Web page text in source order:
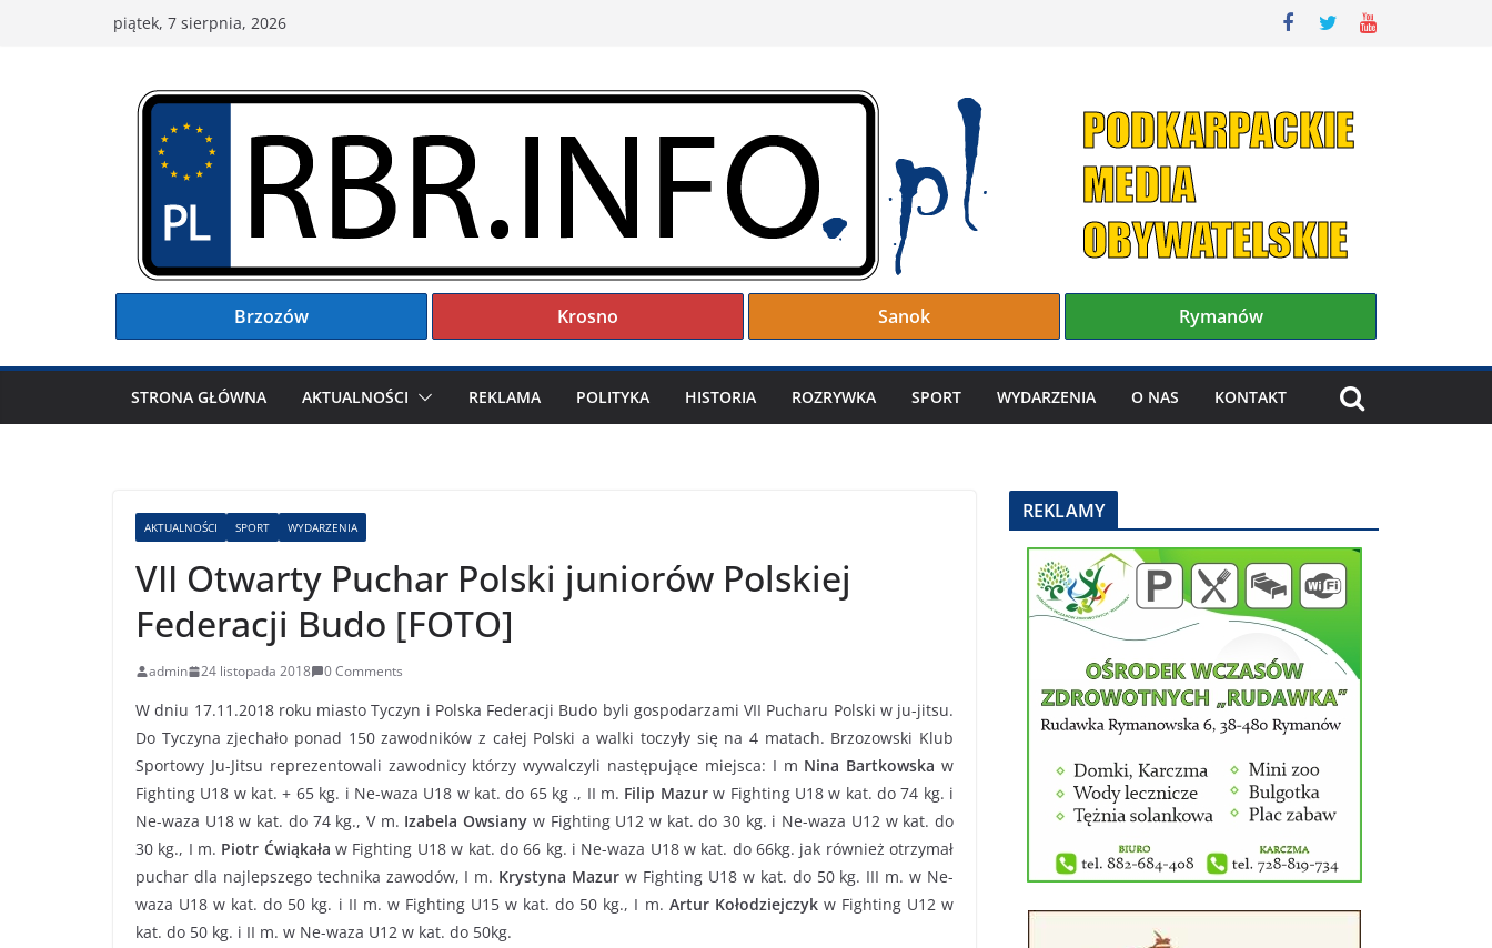
piątek, 7 sierpnia, 2026
Brzozów Krosno Sanok Rymanów
STRONA GŁÓWNA AKTUALNOŚCI REKLAMA POLITYKA HISTORIA ROZRYWKA SPORT WYDARZENIA O NAS KONTAKT
AKTUALNOŚCI SPORT WYDARZENIA
VII Otwarty Puchar Polski juniorów Polskiej
Federacji Budo [FOTO]
admin 24 listopada 2018 0 Comments
W dniu 17.11.2018 roku miasto Tyczyn i Polska Federacji Budo byli gospodarzami VII Pucharu Polski w ju-jitsu.
Do Tyczyna zjechało ponad 150 zawodników z całej Polski a walki toczyły się na 4 matach. Brzozowski Klub
Sportowy Ju-Jitsu reprezentowali zawodnicy którzy wywalczyli następujące miejsca: I m Nina Bartkowska w
Fighting U18 w kat. + 65 kg. i Ne-waza U18 w kat. do 65 kg ., II m. Filip Mazurw Fighting U18 w kat. do 74 kg. i
Ne-waza U18 w kat. do 74 kg., V m. Izabela Owsiany w Fighting U12 w kat. do 30 kg. i Ne-waza U12 w kat. do
30 kg., I m. Piotr Ćwiąkała w Fighting U18 w kat. do 66 kg. i Ne-waza U18 w kat. do 66kg. jak również otrzymał
puchar dla najlepszego technika zawodów, I m. Krystyna Mazur w Fighting U18 w kat. do 50 kg. III m. w Ne-
waza U18 w kat. do 50 kg. i II m. w Fighting U15 w kat. do 50 kg., I m. Artur Kołodziejczykw Fighting U12 w
kat. do 50 kg. i II m. w Ne-waza U12 w kat. do 50kg.
REKLAMY